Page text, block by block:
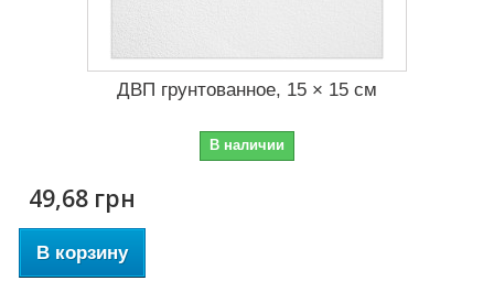
ДВП грунтованное, 15 × 15 см
В наличии
49,68 грн
В корзину